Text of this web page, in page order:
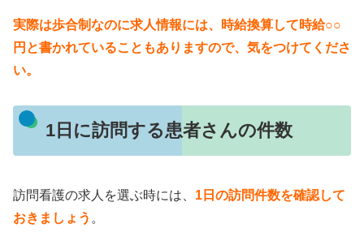
実際は歩合制なのに求人情報には、時給換算して時給○○
円と書かれていることもありますので、気をつけてくださ
い。
1日に訪問する患者さんの件数
訪問看護の求人を選ぶ時には、 1日の訪問件数を確認して
おきましょう 。